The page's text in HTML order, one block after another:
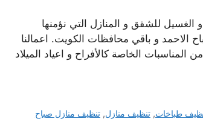
للشقق و المنازل التي نؤمنها
الاحمد و باقي محافظات الكويت. اعمالنا
الخاصة كالأفراح و اعياد الميلاد
طباخات,تنظيف منازل,تنظيف منازل صباح